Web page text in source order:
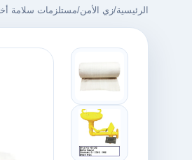
الرئيسية/زي الأمن/مستلزمات سلامة